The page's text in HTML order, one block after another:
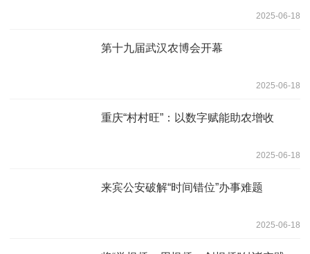
2025-06-18
第十九届武汉农博会开幕
2025-06-18
重庆“村村旺”：以数字赋能助农增收
2025-06-18
来宾公安破解“时间错位”办事难题
2025-06-18